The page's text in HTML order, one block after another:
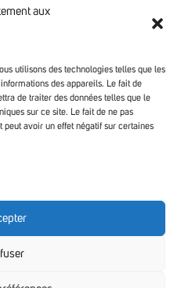
aux
utilisons des technologies telles que les
des appareils. Le fait de
de traiter des données telles que le
sur ce site. Le fait de ne pas
avoir un effet négatif sur certaines
conforme